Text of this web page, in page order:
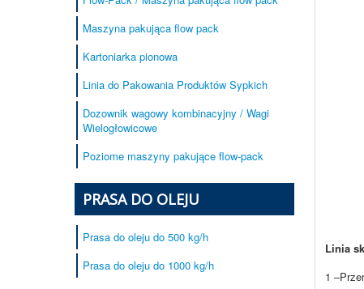
Maszyna pakująca flow pack
Kartoniarka pionowa
Linia do Pakowania Produktów Sypkich
Dozownik wagowy kombinacyjny / Wagi
Wielogłowicowe
Poziome maszyny pakujące flow-pack
PRASA DO OLEJU
Prasa do oleju do 500 kg/h
Prasa do oleju do 1000 kg/h
Linia
1